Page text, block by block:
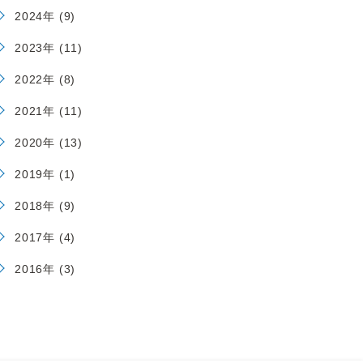
2024年 (9)
2023年 (11)
2022年 (8)
2021年 (11)
2020年 (13)
2019年 (1)
2018年 (9)
2017年 (4)
2016年 (3)